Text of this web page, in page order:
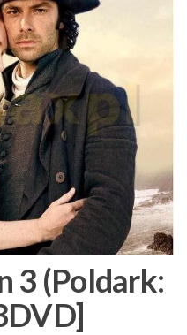
3 (Poldark: